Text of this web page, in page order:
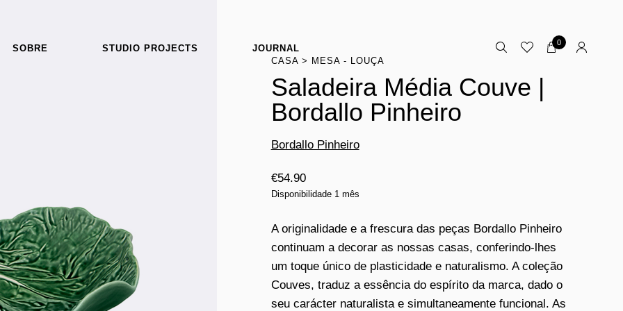
SOBRE STUDIO PROJECTS JOURNAL
0
CASA MESA - LOUÇA
Saladeira Média Couve |
Bordallo Pinheiro
Bordallo Pinheiro
€54.90
Disponibilidade 1 mês
A originalidade e a frescura das peças Bordallo Pinheiro
continuam a decorar as nossas casas, conferindo-lhes
um toque único de plasticidade e naturalismo. A coleção
Couves, traduz a essência do espírito da marca, dado o
seu carácter naturalista e simultaneamente funcional. As